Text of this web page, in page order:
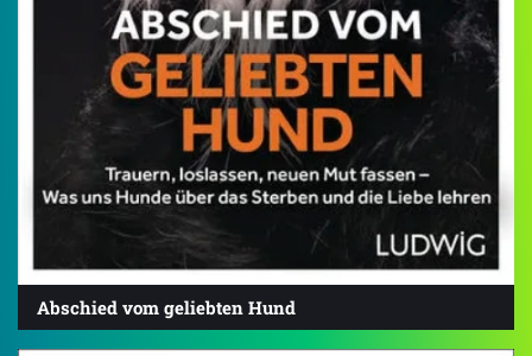
Abschied vom geliebten Hund